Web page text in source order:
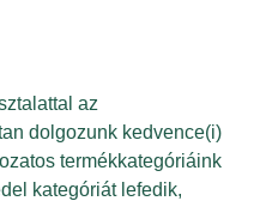
az
dolgozunk kedvence(i)
termékkategóriáink
kategóriát lefedik,